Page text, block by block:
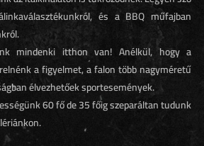
és a BBQ műfajban
mindenki itthon van! Anélkül, hogy a
a figyelmet, a falon több nagyméretű
élvezhetőek sportesemények.
60 fő de 35 főig szeparáltan tudunk